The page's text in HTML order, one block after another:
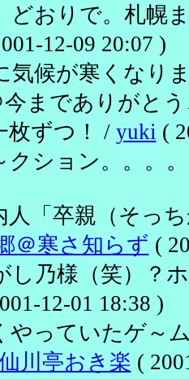
どおりで。札幌
12-09 20:07 )
気候が寒くなり
までありがと
枚ずつ！ / yuki (
クション。。。
人「卒親（そっ
＠寒さ知らず (
し乃様（笑）？
12-01 18:38 )
やっていたゲ～
川亭おき楽 (